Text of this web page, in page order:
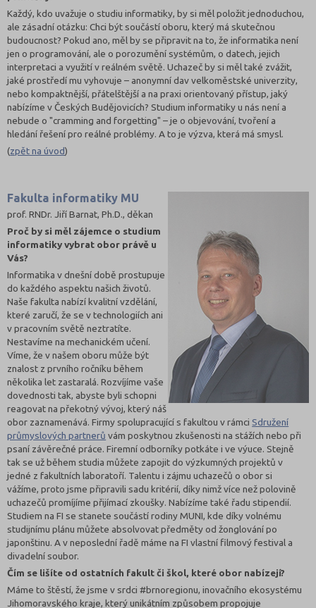
Každý, kdo uvažuje o studiu informatiky, by si měl položit jednoduchou,
ale zásadní otázku: Chci být součástí oboru, který má skutečnou
budoucnost? Pokud ano, měl by se připravit na to, že informatika není
jen o programování, ale o porozumění systémům, o datech, jejich
interpretaci a využití v reálném světě. Uchazeč by si měl také zvážit,
jaké prostředí mu vyhovuje – anonymní dav velkoměstské univerzity,
nebo kompaktnější, přátelštější a na praxi orientovaný přístup, jaký
nabízíme v Českých Budějovicích? Studium informatiky u nás není a
nebude o "cramming and forgetting" – je o objevování, tvoření a
hledání řešení pro reálné problémy. A to je výzva, která má smysl.
(zpět na úvod)
Fakulta informatiky MU
prof. RNDr. Jiří Barnat, Ph.D., děkan
Proč by si měl zájemce o studium
informatiky vybrat obor právě u
Vás?
Informatika v dnešní době prostupuje
do každého aspektu našich životů.
Naše fakulta nabízí kvalitní vzdělání,
které zaručí, že se v technologiích ani
v pracovním světě neztratíte.
Nestavíme na mechanickém učení.
Víme, že v našem oboru může být
znalost z prvního ročníku během
několika let zastaralá. Rozvíjíme vaše
dovednosti tak, abyste byli schopni
reagovat na překotný vývoj, který náš
obor zaznamenává. Firmy spolupracující s fakultou v rámci Sdružení
průmyslových partnerů vám poskytnou zkušenosti na stážích nebo při
psaní závěrečné práce. Firemní odborníky potkáte i ve výuce. Stejně
tak se už během studia můžete zapojit do výzkumných projektů v
jedné z fakultních laboratoří. Talentu i zájmu uchazečů o obor si
vážíme, proto jsme připravili sadu kritérií, díky nimž více než polovině
uchazečů promíjíme přijímací zkoušky. Nabízíme také řadu stipendií.
Studiem na FI se stanete součástí rodiny MUNI, kde díky volnému
studijnímu plánu můžete absolvovat předměty od žonglování po
japonštinu. A v neposlední řadě máme na FI vlastní filmový festival a
divadelní soubor.
Čím se lišíte od ostatních fakult či škol, které obor nabízejí?
Máme to štěstí, že jsme v srdci #brnoregionu, inovačního ekosystému
Jihomoravského kraje, který unikátním způsobem propojuje